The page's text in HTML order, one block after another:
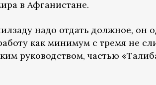
в Афганистане.
надо отдать должное, он
как минимум с тремя не
руководством, частью